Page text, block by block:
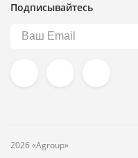
Подписывайтесь
2026 «Agroup»